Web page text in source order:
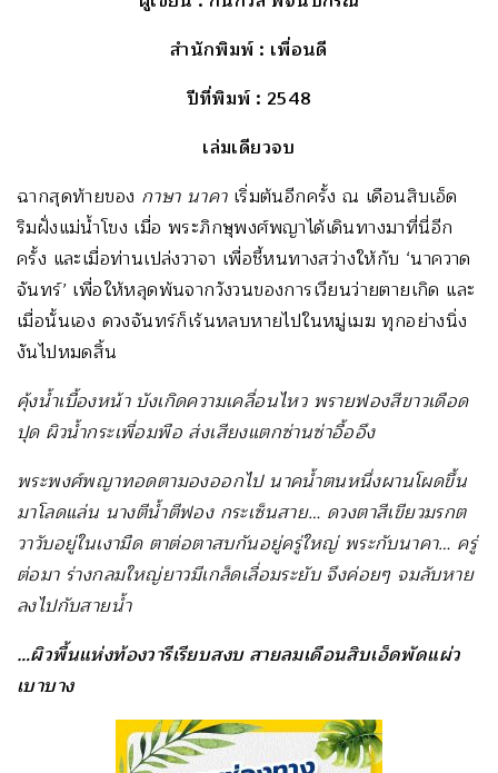
สำนักพิมพ์ : เพื่อนดี
ปีที่พิมพ์ : 2548
เล่มเดียวจบ
ฉากสุดท้ายของ กาษา นาคาเริ่มต้นอีกครั้ง ณ เดือนสิบเอ็ด
ริมฝั่งแม่น้ำโขง เมื่อ พระภิกษุพงศ์พญาได้เดินทางมาที่นี่อีก
ครั้ง และเมื่อท่านเปล่งวาจา เพื่อชี้หนทางสว่างให้กับ ‘นาควาด
จันทร์’ เพื่อให้หลุดพ้นจากวังวนของการเวียนว่ายตายเกิด และ
เมื่อนั้นเอง ดวงจันทร์ก็เร้นหลบหายไปในหมู่เมฆ ทุกอย่างนิ่ง
งันไปหมดสิ้น
คุ้งน้ำเบื้องหน้า บังเกิดความเคลื่อนไหว พรายฟองสีขาวเดือด
ปุด ผิวน้ำกระเพื่อมพือ ส่งเสียงแตกซ่านซ่าอื้ออึง
พระพงศ์พญาทอดตามองออกไป นาคน้ำตนหนึ่งผานโผดขึ้น
มาโลดแล่น นางตีน้ำตีฟอง กระเซ็นสาย… ดวงตาสีเขียวมรกต
วาวับอยู่ในเงามืด ตาต่อตาสบกันอยู่ครู่ใหญ่ พระกับนาคา… ครู่
ต่อมา ร่างกลมใหญ่ยาวมีเกล็ดเลื่อมระยับ จึงค่อยๆ จมลับหาย
ลงไปกับสายน้ำ
…ผิวพื้นแห่งท้องวารีเรียบสงบ สายลมเดือนสิบเอ็ดพัดแผ่ว
เบาบาง